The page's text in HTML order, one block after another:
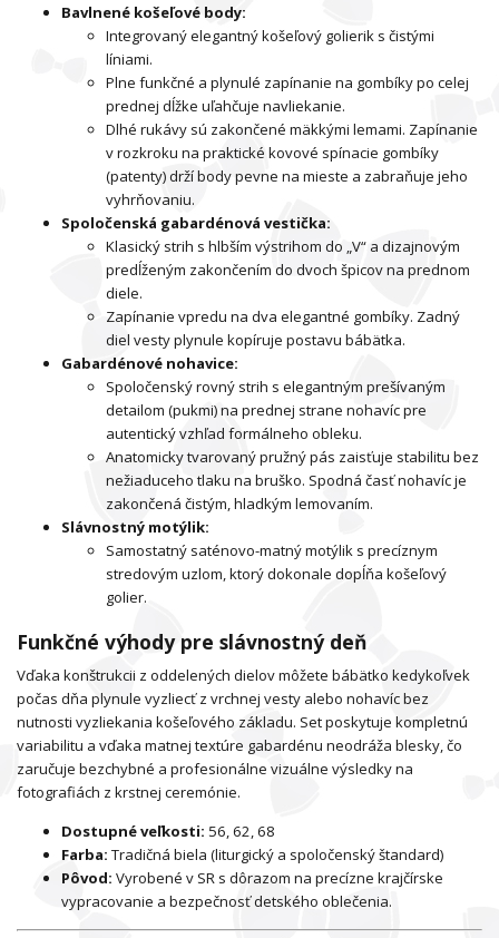
Bavlnené košeľové body:
Integrovaný elegantný košeľový golierik s čistými
líniami.
Plne funkčné a plynulé zapínanie na gombíky po celej
prednej dĺžke uľahčuje navliekanie.
Dlhé rukávy sú zakončené mäkkými lemami. Zapínanie
v rozkroku na praktické kovové spínacie gombíky
(patenty) drží body pevne na mieste a zabraňuje jeho
vyhrňovaniu.
Spoločenská gabardénová vestička:
Klasický strih s hlbším výstrihom do „V“ a dizajnovým
predĺženým zakončením do dvoch špicov na prednom
diele.
Zapínanie vpredu na dva elegantné gombíky. Zadný
diel vesty plynule kopíruje postavu bábätka.
Gabardénové nohavice:
Spoločenský rovný strih s elegantným prešívaným
detailom (pukmi) na prednej strane nohavíc pre
autentický vzhľad formálneho obleku.
Anatomicky tvarovaný pružný pás zaisťuje stabilitu bez
nežiaduceho tlaku na bruško. Spodná časť nohavíc je
zakončená čistým, hladkým lemovaním.
Slávnostný motýlik:
Samostatný saténovo-matný motýlik s precíznym
stredovým uzlom, ktorý dokonale dopĺňa košeľový
golier.
Funkčné výhody pre slávnostný deň
Vďaka konštrukcii z oddelených dielov môžete bábätko kedykoľvek
počas dňa plynule vyzliecť z vrchnej vesty alebo nohavíc bez
nutnosti vyzliekania košeľového základu. Set poskytuje kompletnú
variabilitu a vďaka matnej textúre gabardénu neodráža blesky, čo
zaručuje bezchybné a profesionálne vizuálne výsledky na
fotografiách z krstnej ceremónie.
Dostupné veľkosti: 56, 62, 68
Farba: Tradičná biela (liturgický a spoločenský štandard)
Pôvod: Vyrobené v SR s dôrazom na precízne krajčírske
vypracovanie a bezpečnosť detského oblečenia.